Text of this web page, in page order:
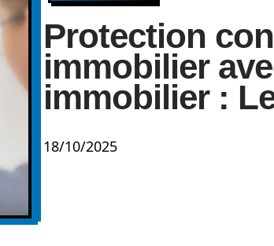
Protection
immobilier
immobilier :
18/10/2025